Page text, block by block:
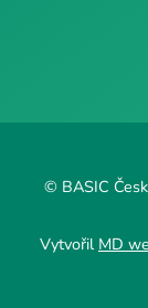
© BASIC
Vytvořil MD